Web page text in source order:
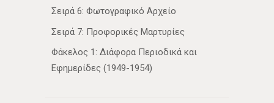
Σειρά 6: Φωτογραφικό Αρχείο
Σειρά 7: Προφορικές Μαρτυρίες
Φάκελος 1: Διάφορα Περιοδικά και
Εφημερίδες (1949-1954)